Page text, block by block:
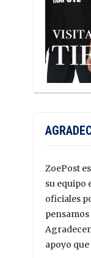
ZoePost
su equipo
oficiales
apoyo